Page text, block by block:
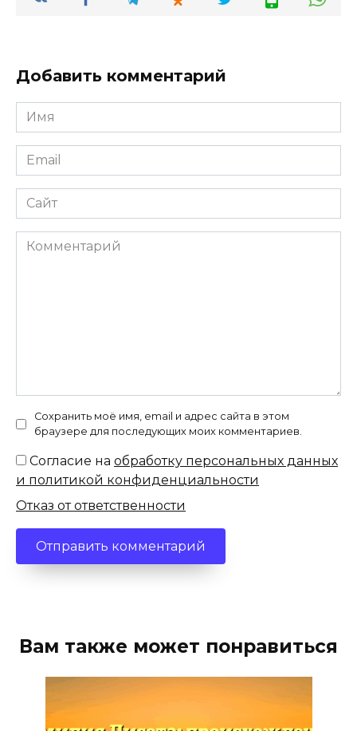
Добавить комментарий
Имя
*
Email
*
Сайт
Комментарий
Сохранить моё имя, email и адрес сайта в этом
браузере для последующих моих комментариев.
Согласие на обработку персональных данных
и политикой конфиденциальности
Отказ от ответственности
Вам также может понравиться